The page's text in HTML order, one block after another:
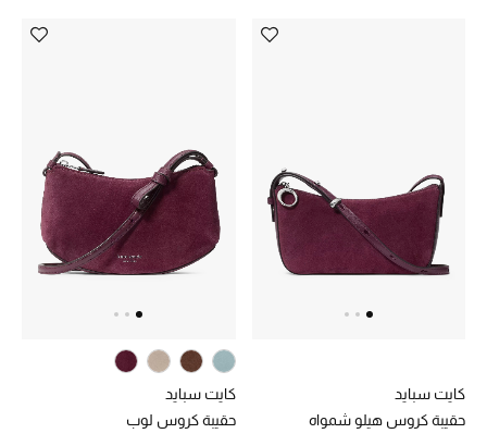
ساعات
تسوقوا المجوهرات
كايت سبايد
حقيبة كروس هيلو شمواه
كايت سبايد
حقيبة كروس لوب